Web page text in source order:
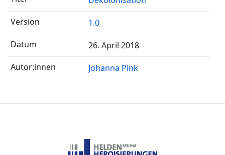
1.0
26. April 2018
Johanna Pink